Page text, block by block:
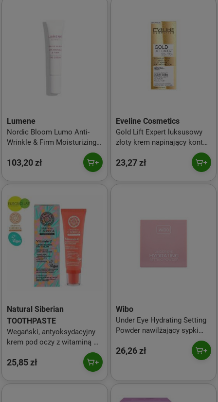
Lumene
Nordic Bloom Lumo Anti-
Wrinkle & Firm Moisturizing
przeciwzmarszczkowo-
ujędrniający krem pod oczy
15ml
103,20 zł
Eveline Cosmetics
Gold Lift Expert luksusowy
złoty krem napinający kontur
23,27 zł
Natural Siberian
TOOTHPASTE
Wegański, antyoksydacyjny
krem pod oczy z witaminą C i
kofeiną, 30ml OBLEPIKHA C-
BERRICA
25,85 zł
Wibo
Under Eye Hydrating Setting
Powder nawilżający sypki
26,26 zł